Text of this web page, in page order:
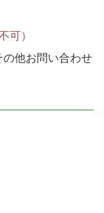
可）
他お問い合わせ